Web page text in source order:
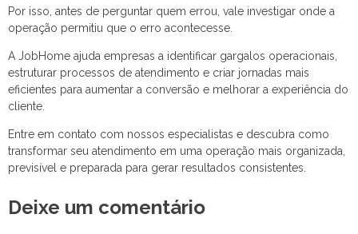
Por isso, antes de perguntar quem errou, vale investigar onde a
operação permitiu que o erro acontecesse.
A JobHome ajuda empresas a identificar gargalos operacionais,
estruturar processos de atendimento e criar jornadas mais
eficientes para aumentar a conversão e melhorar a experiência do
cliente.
Entre em contato com nossos especialistas e descubra como
transformar seu atendimento em uma operação mais organizada,
previsível e preparada para gerar resultados consistentes.
Deixe um comentário